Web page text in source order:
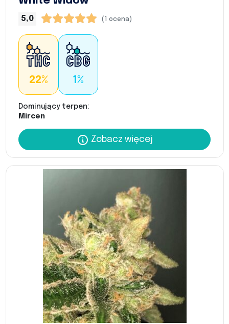
5,0 (1 ocena)
22% 1%
Dominujący terpen:
Mircen
Zobacz więcej